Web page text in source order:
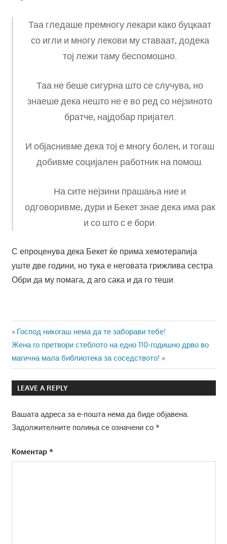
Таа гледаше премногу лекари како буцкаат
со игли и многу лекови му ставаат, додека
тој лежи таму беспомошно.
Таа не беше сигурна што се случува, но
знаеше дека нешто не е во ред со нејзиното
братче, најдобар пријател.
И објаснивме дека тој е многу болен, и тогаш
добивме социјален работник на помош.
На сите нејзини прашања ние и
одговоривме, дури и Бекет знае дека има рак
и со што с е бори.
С епроценува дека Бекет ќе прима хемотерапија
уште две години, но тука е неговата грижлива сестра
Обри да му помага, д аго сака и да го теши.
Навигација
на
напис
Previous
Post:
Господ никогаш нема да те заборави тебе!
Next
Post:
Жена го претвори стеблото на едно 110-годишно дрво во
магична мала библиотека за соседството!
LEAVE A REPLY
Вашата адреса за е-пошта нема да биде објавена.
Задолжителните полиња се означени со *
Коментар *